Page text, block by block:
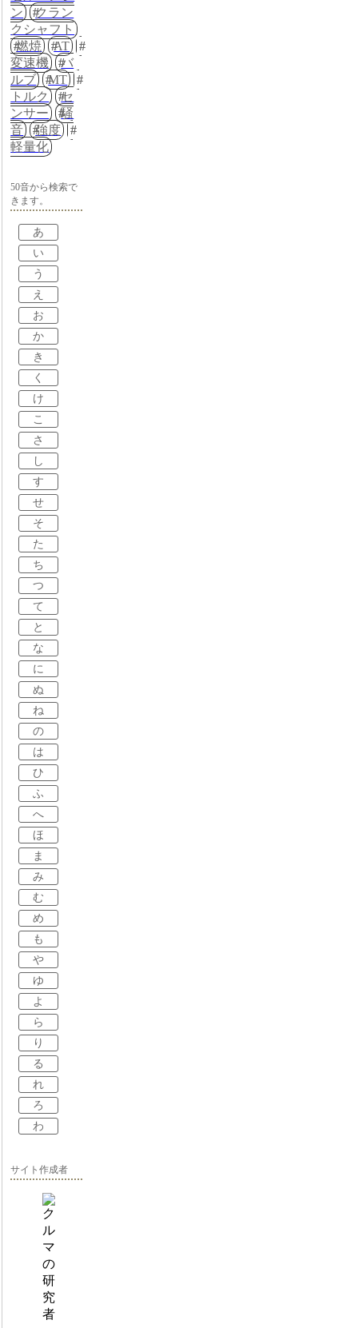
ン
クラン
クシャフト
燃焼
AT
変速機
バ
ルブ
MT
トルク
セ
ンサー
騒
音
強度
軽量化
50音から検索で
きます。
あ
い
う
え
お
か
き
く
け
こ
さ
し
す
せ
そ
た
ち
つ
て
と
な
に
ぬ
ね
の
は
ひ
ふ
へ
ほ
ま
み
む
め
も
や
ゆ
よ
ら
り
る
れ
ろ
わ
サイト作成者